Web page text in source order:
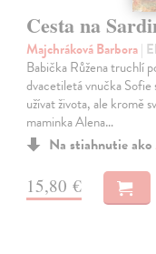
Cesta na
Majchráková Barbora|
Babička Růžena truchlí
dvacetiletá vnučka
užívat života, ale kromě
maminka Alena…
Na stiahnutie ako
15,80 €